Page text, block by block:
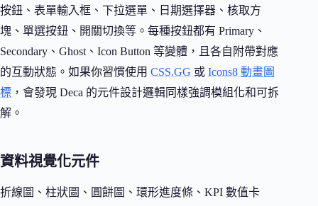
按鈕、表單輸入框、下拉選單、日期選擇器、核取方
塊、單選按鈕、開關切換等。每種按鈕都有 Primary、
Secondary、Ghost、Icon Button 等變體，且各自附帶對應
的互動狀態。如果你習慣使用 CSS.GG 或 Icons8 動畫圖
標 ，會發現 Deca 的元件設計邏輯同樣強調模組化和可拆
解。
資料視覺化元件
折線圖、柱狀圖、圓餅圖、環形進度條、KPI 數值卡